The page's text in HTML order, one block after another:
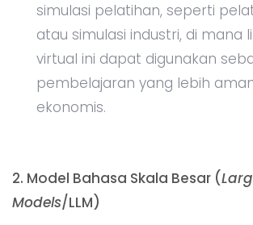
simulasi pelatihan, seperti
atau simulasi industri, di mana
virtual ini dapat digunakan
pembelajaran yang lebih
ekonomis.
2. Model Bahasa Skala Besar (
Models/LLM)